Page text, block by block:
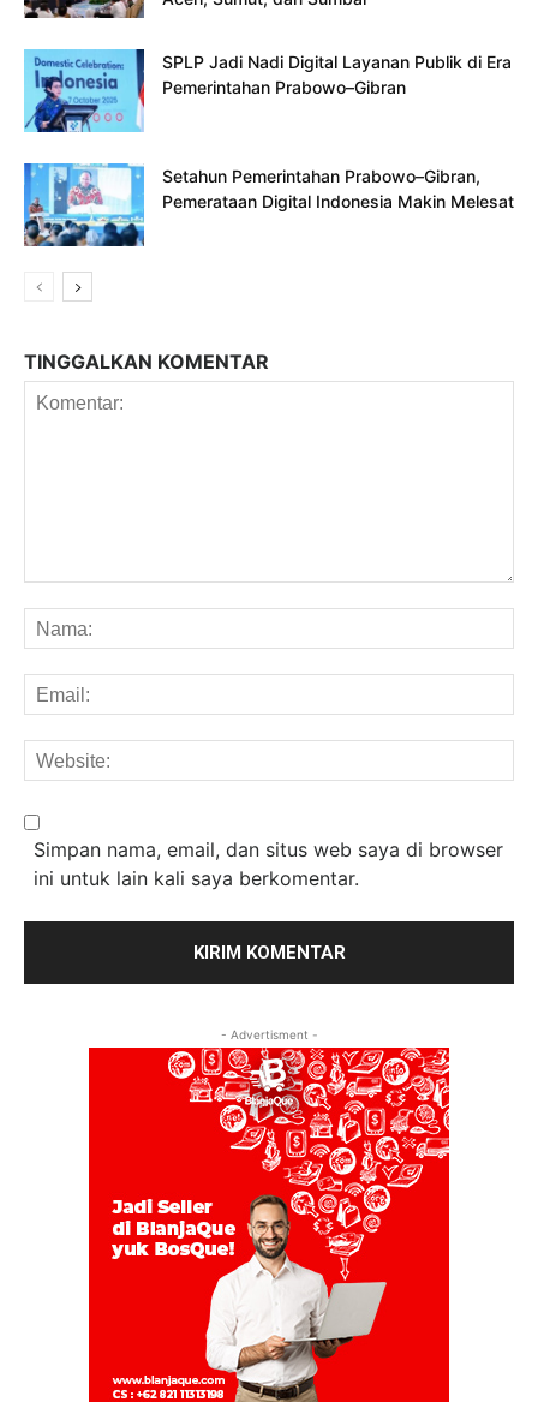
SPLP Jadi Nadi Digital Layanan Publik di Era
Pemerintahan Prabowo–Gibran
Setahun Pemerintahan Prabowo–Gibran,
Pemerataan Digital Indonesia Makin Melesat
TINGGALKAN KOMENTAR
Simpan nama, email, dan situs web saya di browser
ini untuk lain kali saya berkomentar.
- Advertisment -